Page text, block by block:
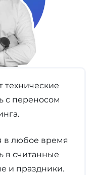
с переносом
в любое время
в считанные
и праздники.